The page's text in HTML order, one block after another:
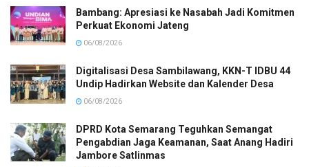
Bambang: Apresiasi ke Nasabah Jadi Komitmen
Perkuat Ekonomi Jateng
06/08/2026
Digitalisasi Desa Sambilawang, KKN-T IDBU 44
Undip Hadirkan Website dan Kalender Desa
06/08/2026
DPRD Kota Semarang Teguhkan Semangat
Pengabdian Jaga Keamanan, Saat Anang Hadiri
Jambore Satlinmas